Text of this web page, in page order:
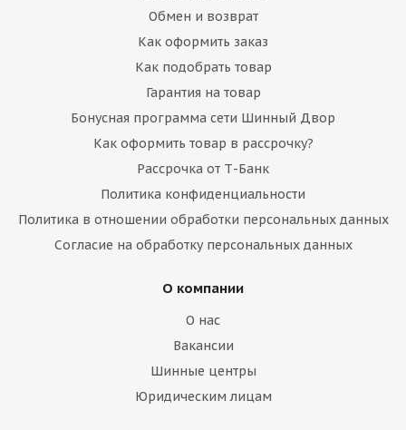
Обмен и возврат
Как оформить заказ
Как подобрать товар
Гарантия на товар
Бонусная программа сети Шинный Двор
Как оформить товар в рассрочку?
Рассрочка от Т-Банк
Политика конфиденциальности
Политика в отношении обработки персональных данных
Согласие на обработку персональных данных
О компании
О нас
Вакансии
Шинные центры
Юридическим лицам